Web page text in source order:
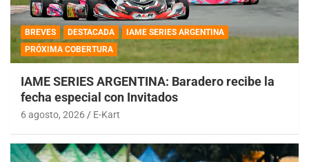
BREVES DESTACADA
IAME SERIES ARGENTINA
PRÓXIMA COBERTURA
IAME SERIES ARGENTINA: Baradero recibe la
fecha especial con Invitados
6 agosto, 2026 E-Kart